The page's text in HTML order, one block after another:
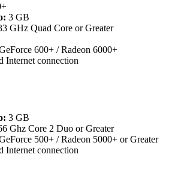
3 GB
GHz Quad Core or Greater
600+ / Radeon 6000+
Internet connection
3 GB
Ghz Core 2 Duo or Greater
500+ / Radeon 5000+ or Greater
Internet connection